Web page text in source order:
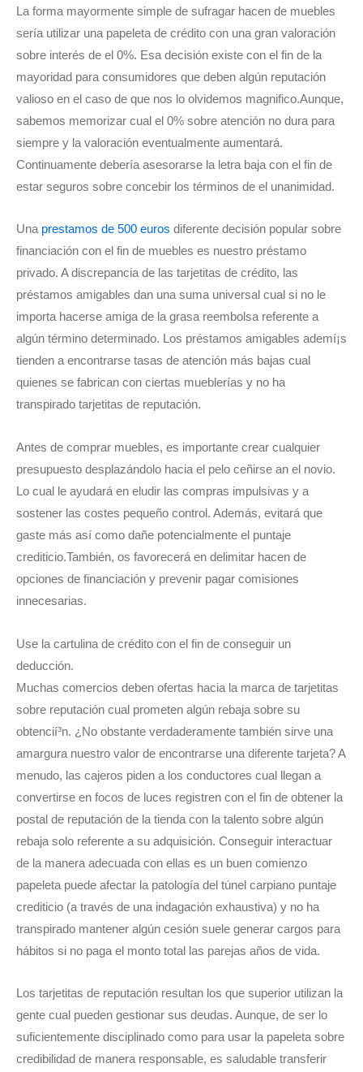
La forma mayormente simple de sufragar hacen de muebles
serí­a utilizar una papeleta de crédito con una gran valoración
sobre interés de el 0%. Esa decisión existe con el fin de la
mayoridad para consumidores que deben algún reputación
valioso en el caso de que nos lo olvidemos magnifico.Aunque,
sabemos memorizar cual el 0% sobre atención no dura para
siempre y la valoración eventualmente aumentará.
Continuamente debería asesorarse la letra baja con el fin de
estar seguros sobre concebir los términos de el unanimidad.
Una prestamos de 500 euros diferente decisión popular sobre
financiación con el fin de muebles es nuestro préstamo
privado. A discrepancia de las tarjetitas de crédito, las
préstamos amigables dan una suma universal cual si no le
importa hacerse amiga de la grasa reembolsa referente a
algún término determinado. Los préstamos amigables ademí¡s
tienden a encontrarse tasas de atención más bajas cual
quienes se fabrican con ciertas mueblerías y no ha
transpirado tarjetitas de reputación.
Antes de comprar muebles, es importante crear cualquier
presupuesto desplazándolo hacia el pelo ceñirse an el novio.
Lo cual le ayudará en eludir las compras impulsivas y a
sostener las costes pequeño control. Además, evitará que
gaste más así­ como dañe potencialmente el puntaje
crediticio.También, os favorecerá en delimitar hacen de
opciones de financiación y prevenir pagar comisiones
innecesarias.
Use la cartulina de crédito con el fin de conseguir un
deducción.
Muchas comercios deben ofertas hacia la marca de tarjetitas
sobre reputación cual prometen algún rebaja sobre su
obtencií³n. ¿No obstante verdaderamente también sirve una
amargura nuestro valor de encontrarse una diferente tarjeta? A
menudo, las cajeros piden a los conductores cual llegan a
convertirse en focos de luces registren con el fin de obtener la
postal de reputación de la tienda con la talento sobre algún
rebaja solo referente a su adquisición. Conseguir interactuar
de la manera adecuada con ellas es un buen comienzo
papeleta puede afectar la patologí­a del túnel carpiano puntaje
crediticio (a través de una indagación exhaustiva) y no ha
transpirado mantener algún cesión suele generar cargos para
hábitos si no paga el monto total las parejas años de vida.
Los tarjetitas de reputación resultan los que superior utilizan la
gente cual pueden gestionar sus deudas. Aunque, de ser lo
suficientemente disciplinado como para usar la papeleta sobre
credibilidad de manera responsable, es saludable transferir